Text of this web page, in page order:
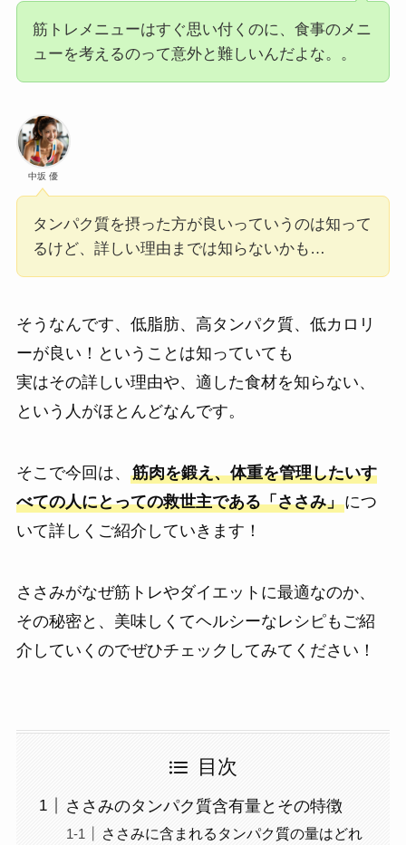
筋トレメニューはすぐ思い付くのに、食事のメニ
ューを考えるのって意外と難しいんだよな。。
中坂 優
タンパク質を摂った方が良いっていうのは知って
るけど、詳しい理由までは知らないかも…
そうなんです、低脂肪、高タンパク質、低カロリ
ーが良い！ということは知っていても
実はその詳しい理由や、適した食材を知らない、
という人がほとんどなんです。
そこで今回は、 筋肉を鍛え、体重を管理したいす
べての人にとっての救世主である「ささみ」につ
いて詳しくご紹介していきます！
ささみがなぜ筋トレやダイエットに最適なのか、
その秘密と、美味しくてヘルシーなレシピもご紹
介していくのでぜひチェックしてみてください！
目次
ささみのタンパク質含有量とその特徴
ささみに含まれるタンパク質の量はどれ